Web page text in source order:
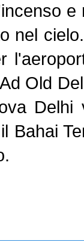
nel
Old
Bahai